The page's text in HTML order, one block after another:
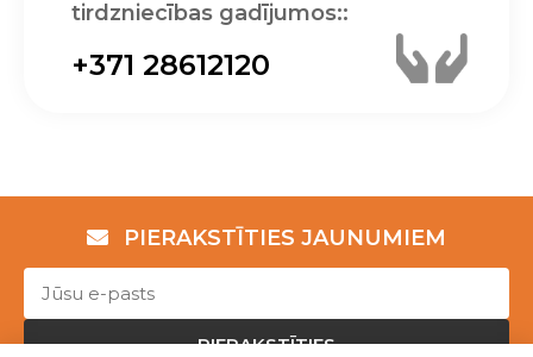
tirdzniecības gadījumos::
+371 28612120
PIERAKSTĪTIES JAUNUMIEM
PIERAKSTĪTIES